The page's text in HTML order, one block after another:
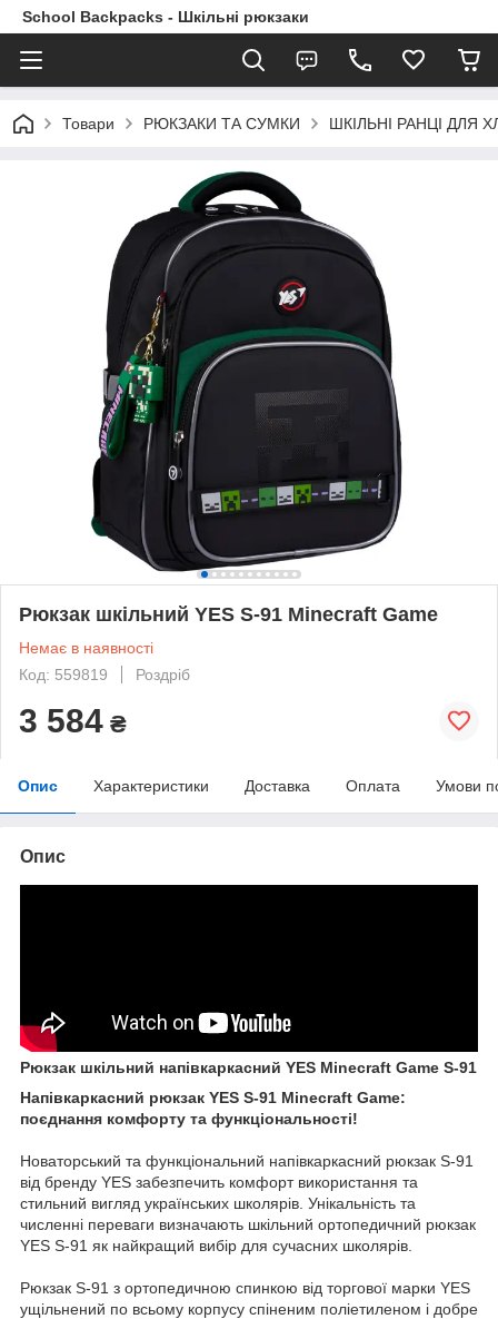
School Backpacks - Шкільні рюкзаки
Товари РЮКЗАКИ ТА СУМКИ ШКІЛЬНІ РАНЦІ ДЛЯ
Рюкзак шкільний YES S-91 Minecraft Game
Немає в наявності
Код: 559819
Роздріб
3 584 ₴
Опис Характеристики Доставка Оплата Умови
Опис
Рюкзак шкільний напівкаркасний YES Minecraft Game S-91
Напівкаркасний рюкзак YES S-91 Minecraft Game:
поєднання комфорту та функціональності!
Новаторський та функціональний напівкаркасний рюкзак S-91
від бренду YES забезпечить комфорт використання та
стильний вигляд українських школярів. Унікальність та
численні переваги визначають шкільний ортопедичний рюкзак
YES S-91 як найкращий вибір для сучасних школярів.
Рюкзак S-91 з ортопедичною спинкою від торгової марки YES
ущільнений по всьому корпусу спіненим поліетиленом і добре